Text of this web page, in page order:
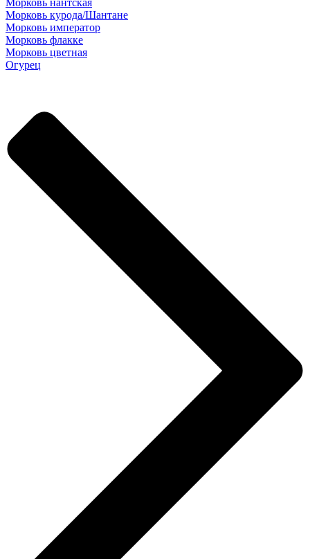
Морковь нантская
Морковь курода/Шантане
Морковь император
Морковь флакке
Морковь цветная
Огурец